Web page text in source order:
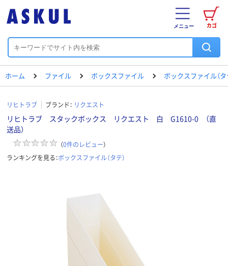
カゴ
メニュー
ホーム ファイル ボックスファイル ボックスファイル（タ
リヒトラブ ブランド： リクエスト
リヒトラブ スタックボックス リクエスト 白 G1610-0 （直
送品）
（0件のレビュー）
ランキングを見る：ボックスファイル（タテ）